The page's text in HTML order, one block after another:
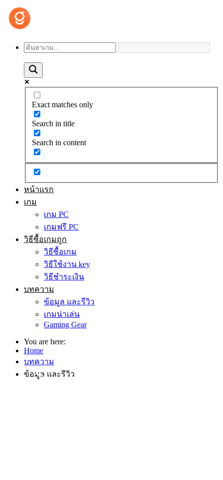
Exact matches only
Search in title
Search in content
หน้าแรก
เกม
เกม PC
เกมฟรี PC
วิธีซื้อเกมถูก
วิธีซื้อเกม
วิธีใช้งาน key
วิธีชำระเงิน
บทความ
ข้อมูล และรีวิว
เกมน่าเล่น
Gaming Gear
You are here:
Home
บทความ
ข้อมูล และรีวิว
ข้อมูล & รีวิวเกม